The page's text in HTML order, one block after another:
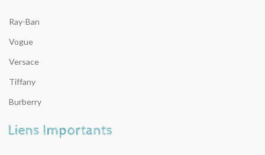
Ray-Ban
Vogue
Versace
Tiffany
Burberry